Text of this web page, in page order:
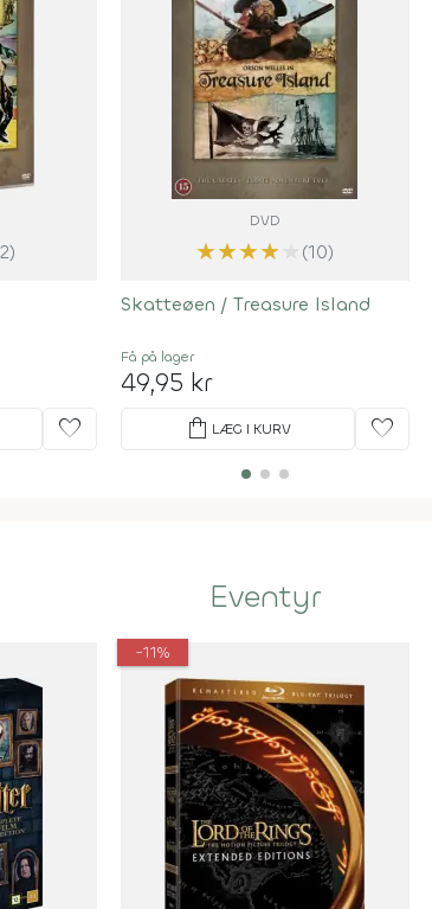
favorite
DVD
★★★★ (10)
Skatteøen / Treasure Island
Få på lager
49,95 kr
shopping_bag LÆG I KURV favorite
Eventyr
-11%